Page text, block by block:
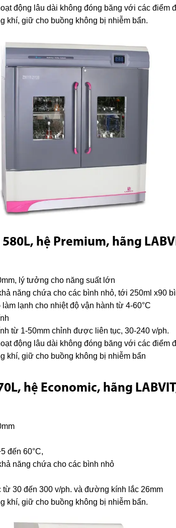
động lâu dài không đóng băng với các điểm
khí, giữ cho buồng không bị nhiễm bẩn.
hệ Premium, hãng
lý tưởng cho năng suất lớn
năng chứa cho các bình nhỏ, tới 250ml x90
lạnh cho nhiệt độ vận hành từ 4-60°C
từ 1-50mm chỉnh được liên tục, 30-240 v/ph.
động lâu dài không đóng băng với các điểm
khí, giữ cho buồng không bị nhiễm bẩn
hệ Economic, hãng
đến 60°C,
năng chứa cho các bình nhỏ
30 đến 300 v/ph. và đường kính lắc 26mm
khí, giữ cho buồng không bị nhiễm bẩn.